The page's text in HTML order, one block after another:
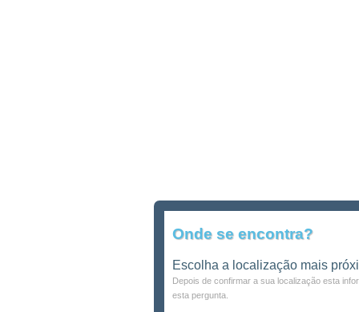
Onde se encontra?
Escolha a localização mais
Depois de confirmar a sua localização esta
esta pergunta.